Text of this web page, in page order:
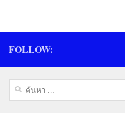
FOLLOW:
ค้นหา
สำหรับ: